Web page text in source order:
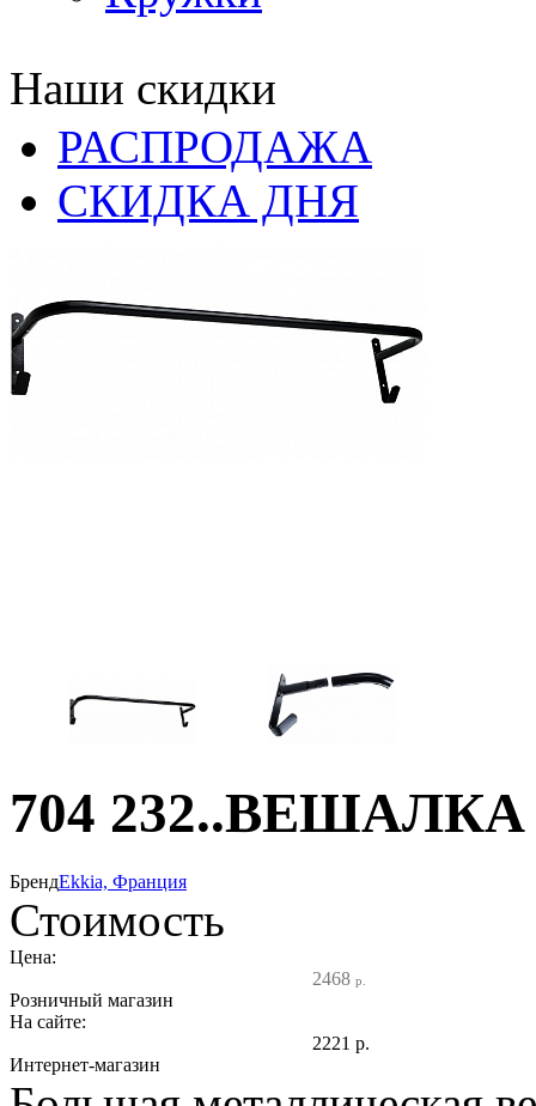
Наши скидки
РАСПРОДАЖА
СКИДКА ДНЯ
704
БрендEkkia, Франция
Стоимость
Цена:
Розничный магазин
2468 р.
На сайте:
Интернет-магазин
2221 р.